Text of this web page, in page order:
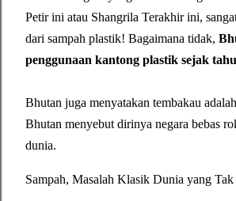
Petir ini atau Shangrila Terakhir ini,
dari sampah plastik! Bagaimana tidak,
penggunaan kantong plastik sejak
Bhutan juga menyatakan tembakau
Bhutan menyebut dirinya negara bebas
dunia.
Sampah, Masalah Klasik Dunia yang